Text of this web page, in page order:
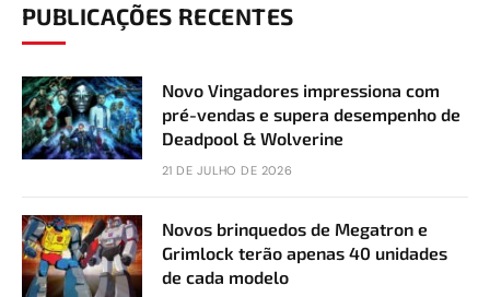
PUBLICAÇÕES RECENTES
Novo Vingadores impressiona com
pré-vendas e supera desempenho de
Deadpool & Wolverine
21 DE JULHO DE 2026
Novos brinquedos de Megatron e
Grimlock terão apenas 40 unidades
de cada modelo